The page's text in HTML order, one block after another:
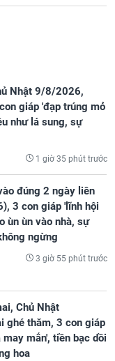
Nhật 9/8/2026,
giáp 'đạp trúng mỏ
như lá sung, sự
1 giờ 35 phút trước
đúng 2 ngày liên
3 con giáp 'lĩnh hội
ùn ùn vào nhà, sự
ngừng
3 giờ 55 phút trước
Chủ Nhật
ghé thăm, 3 con giáp
mắn', tiền bạc dồi
hoa